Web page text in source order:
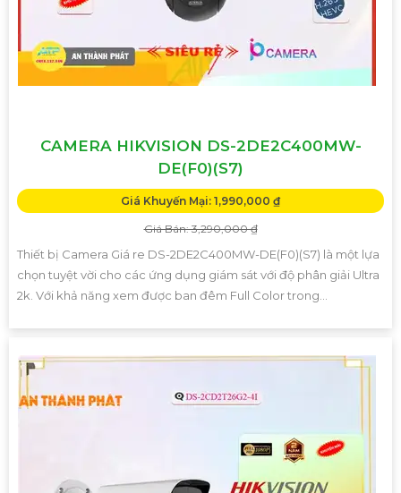
CAMERA HIKVISION DS-2DE2C400MW-
DE(F0)(S7)
Giá Khuyến Mại: 1,990,000 ₫
Giá Bán: 3,290,000 ₫
Thiết bị Camera Giá re DS-2DE2C400MW-DE(F0)(S7) là một lựa
chọn tuyệt vời cho các ứng dụng giám sát với độ phân giải Ultra
2k. Với khả năng xem được ban đêm Full Color trong...